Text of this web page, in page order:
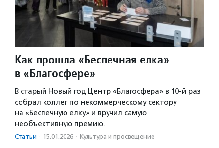
Как прошла «Беспечная елка»
в «Благосфере»
В старый Новый год Центр «Благосфера» в 10-й раз
собрал коллег по некоммерческому сектору
на «Беспечную елку» и вручил самую
необъективную премию.
Статьи · 15.01.2026 · Культура и просвещение